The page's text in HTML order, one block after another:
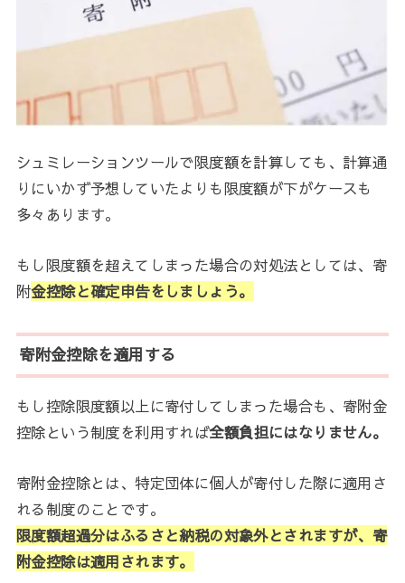
シュミレーションツールで限度額を計算しても、計算通
りにいかず予想していたよりも限度額が下がケースも
多々あります。
もし限度額を超えてしまった場合の対処法としては、寄
附金控除と確定申告をしましょう。
寄附金控除を適用する
もし控除限度額以上に寄付してしまった場合も、寄附金
控除という制度を利用すれば全額負担にはなりません。
寄附金控除とは、特定団体に個人が寄付した際に適用さ
れる制度のことです。
限度額超過分はふるさと納税の対象外とされますが、寄
附金控除は適用されます。